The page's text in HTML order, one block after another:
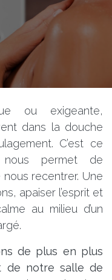
ou exigeante,
dans la douche
C’est ce
permet de
recentrer. Une
apaiser l’esprit et
au milieu d’un
de plus en plus
de notre salle de